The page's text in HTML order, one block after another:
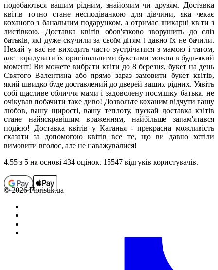
подобаються вашим рідним, знайомим чи друзям. Доставка
квітів точно стане несподіванкою для дівчини, яка чекає
коханого з банальним подарунком, а отримає шикарні квіти з
листівкою. Доставка квітів обов'язково зворушить до сліз
батьків, які дуже скучили за своїм дітям і давно їх не бачили.
Нехай у вас не виходить часто зустрічатися з мамою і татом,
але порадувати їх оригінальними букетами можна в будь-який
момент! Ви можете вибрати квіти до 8 березня, букет на день
Святого Валентина або прямо зараз замовити букет квітів,
який швидко буде доставлений до дверей ваших рідних. Уявіть
собі щасливе обличчя мами і задоволену посмішку батька, не
очікував побачити таке диво! Дозвольте коханим відчути вашу
любов, вашу щирості, вашу теплоту, пускай доставка квітів
стане найяскравішим враженням, найбільше запам'ятався
подією! Доставка квітів у Катанья - прекрасна можливість
сказати за допомогою квітів все те, що ви давно хотіли
вимовити вголос, але не наважувалися!
4.55 з 5 на основi 434 оцiнок. 15547 відгуків користувачiв.
© 2026 Floristik.ua